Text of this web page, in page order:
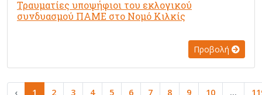
Τραυματίες υποψήφιοι του εκλογικού
συνδυασμού ΠΑΜΕ στο Νομό Κιλκίς
Προβολή
‹ 1 2 3 4 5 6 7 8 9 10 ...